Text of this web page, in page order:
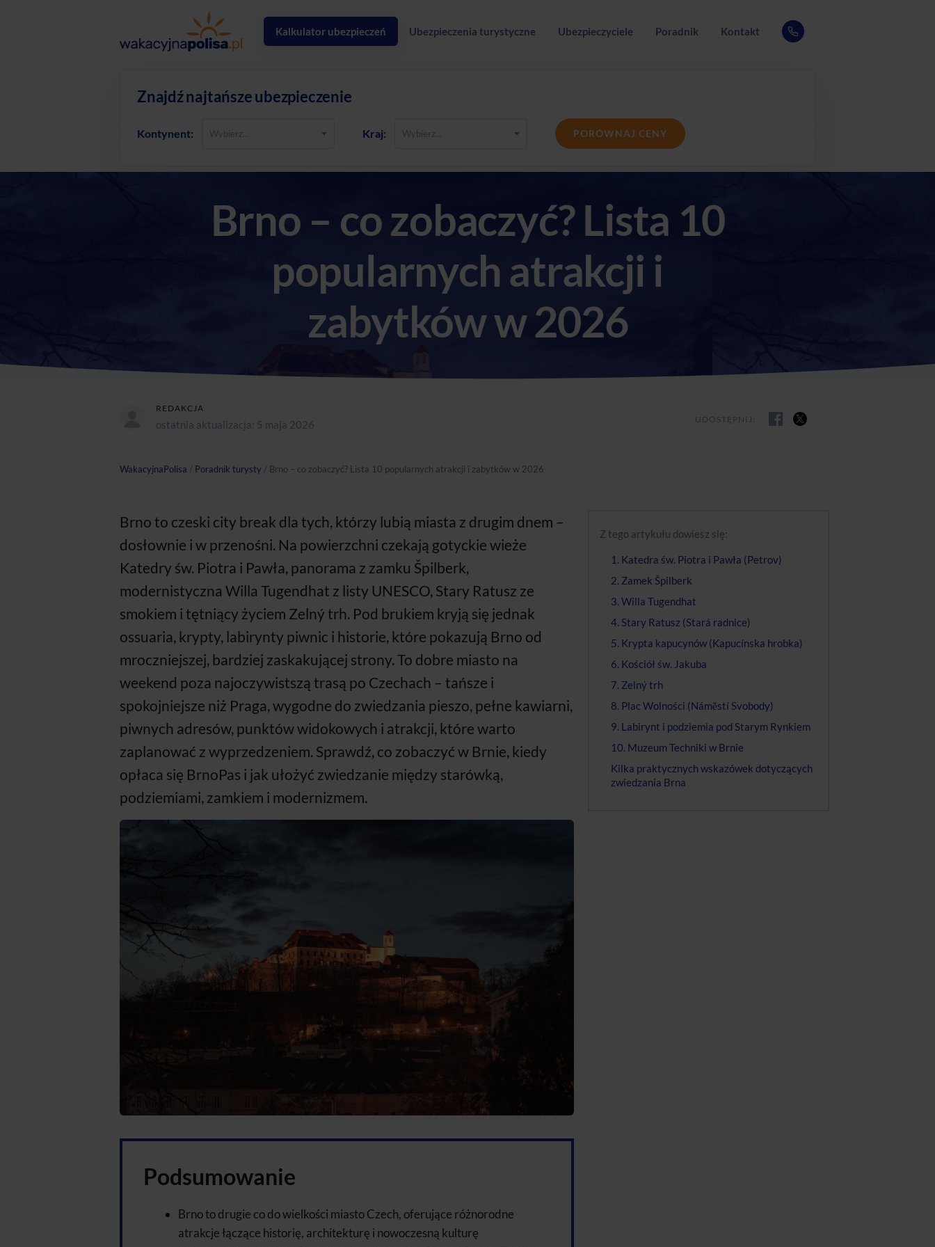
Kalkulator ubezpieczeń Ubezpieczenia turystyczne Ubezpieczyciele Poradnik Kontakt
Znajdź najtańsze ubezpieczenie
Kontynent: Kraj: PORÓWNAJ CENY
Brno – co zobaczyć? Lista 10
popularnych atrakcji i
zabytków w 2026
REDAKCJA
ostatnia aktualizacja: 5 maja 2026 UDOSTĘPNIJ:
WakacyjnaPolisa / Poradnik turysty / Brno – co zobaczyć? Lista 10 popularnych atrakcji i zabytków w 2026
Brno to czeski city break dla tych, którzy lubią miasta z drugim dnem –
dosłownie i w przenośni. Na powierzchni czekają gotyckie wieże
Katedry św. Piotra i Pawła, panorama z zamku Špilberk,
modernistyczna Willa Tugendhat z listy UNESCO, Stary Ratusz ze
smokiem i tętniący życiem Zelný trh. Pod brukiem kryją się jednak
ossuaria, krypty, labirynty piwnic i historie, które pokazują Brno od
mroczniejszej, bardziej zaskakującej strony. To dobre miasto na
weekend poza najoczywistszą trasą po Czechach – tańsze i
spokojniejsze niż Praga, wygodne do zwiedzania pieszo, pełne kawiarni,
piwnych adresów, punktów widokowych i atrakcji, które warto
zaplanować z wyprzedzeniem. Sprawdź, co zobaczyć w Brnie, kiedy
opłaca się BrnoPas i jak ułożyć zwiedzanie między starówką,
podziemiami, zamkiem i modernizmem.
Podsumowanie
Brno to drugie co do wielkości miasto Czech, oferujące różnorodne
atrakcje łączące historię, architekturę i nowoczesną kulturę
Z tego artykułu dowiesz się:
1. Katedra św. Piotra i Pawła (Petrov)
2. Zamek Špilberk
3. Willa Tugendhat
4. Stary Ratusz (Stará radnice)
5. Krypta kapucynów (Kapucínska hrobka)
6. Kościół św. Jakuba
7. Zelný trh
8. Plac Wolności (Náměstí Svobody)
9. Labirynt i podziemia pod Starym Rynkiem
10. Muzeum Techniki w Brnie
Kilka praktycznych wskazówek dotyczących
zwiedzania Brna